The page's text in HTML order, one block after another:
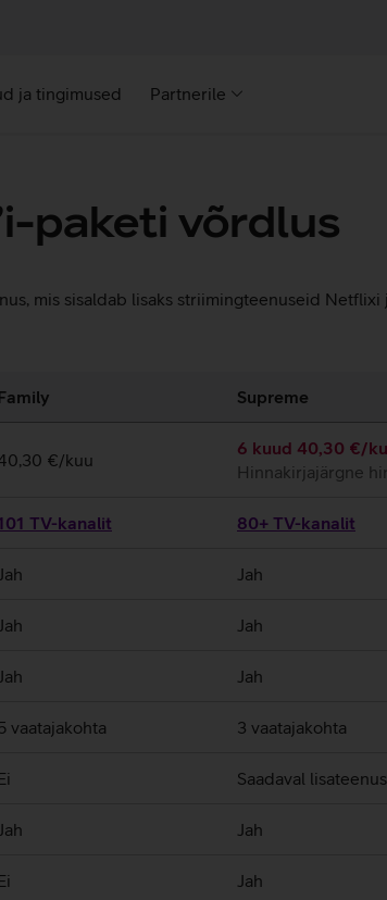
ja tingimused Partnerile
paketi võrdlus
mis sisaldab lisaks striimingteenuseid
Supreme
€/kuu
6 kuud 40,30 €/
Hinnakirjajärgne
TV-kanalit 80+ TV-kanalit
Jah Jah
Jah Jah
Jah Jah
vaatajakohta 3 vaatajakohta
Saadaval
Jah Jah
Jah